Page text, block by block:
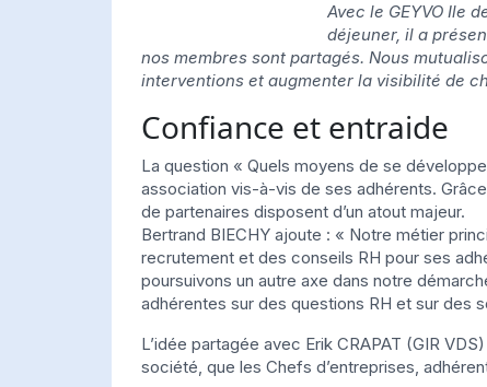
Avec le GEYVO Ile
déjeuner, il a
nos membres sont partagés. Nous
interventions et augmenter la visibilité de
Confiance et entraide
La question « Quels moyens de se
association vis-à-vis de ses adhérents.
de partenaires disposent d’un atout majeur.
Bertrand BIECHY ajoute : « Notre métier
recrutement et des conseils RH pour ses
poursuivons un autre axe dans notre
adhérentes sur des questions RH et sur des
L’idée partagée avec Erik CRAPAT (GIR
société, que les Chefs d’entreprises,